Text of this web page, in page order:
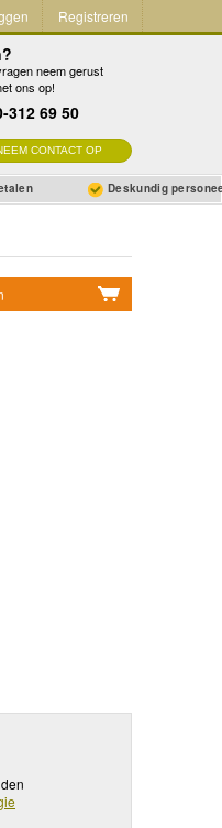
Registreren
neem gerust
ons op!
312 69 50
CONTACT OP
Deskundig